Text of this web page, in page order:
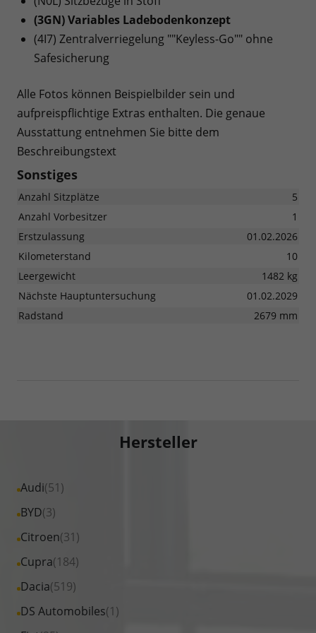
(3GN) Variables Ladebodenkonzept
(4I7) Zentralverriegelung ""Keyless-Go"" ohne
Safesicherung
Alle Fotos können Beispielbilder sein und
aufpreispflichtige Extras enthalten. Die genaue
Ausstattung entnehmen Sie bitte dem
Beschreibungstext
Sonstiges
Anzahl Sitzplätze
5
Anzahl Vorbesitzer
1
Erstzulassung
01.02.2026
Kilometerstand
10
Leergewicht
1482 kg
Nächste Hauptuntersuchung
01.02.2029
Radstand
2679 mm
Hersteller
Audi(51)
Alle
Fahrzeuge
Audi
anzeigen
BYD(3)
Alle
Fahrzeuge
BYD
anzeigen
Citroen(31)
Alle
Fahrzeuge
Citroen
anzeigen
Cupra(184)
Alle
Fahrzeuge
Cupra
Dacia(519)
Alle
Fahrzeuge
DS Automobiles(1)
Alle
Fahrzeuge